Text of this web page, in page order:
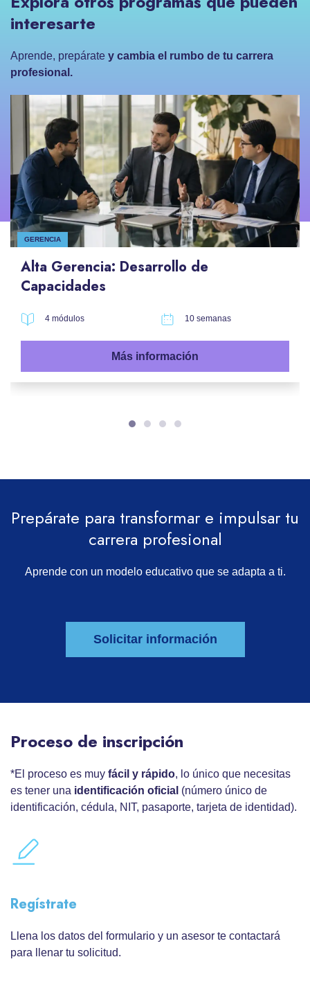
interesarte
Aprende, prepárate y cambia el rumbo de tu carrera
profesional.
GERENCIA
Alta Gerencia: Desarrollo de
Capacidades
4 módulos 10 semanas
Más información
Prepárate para transformar e impulsar tu
carrera profesional
Aprende con un modelo educativo que se adapta a ti.
Solicitar información
Proceso de inscripción
*El proceso es muy fácil y rápido, lo único que necesitas
es tener una identificación oficial (número único de
identificación, cédula, NIT, pasaporte, tarjeta de identidad).
Regístrate
Llena los datos del formulario y un asesor te contactará
para llenar tu solicitud.